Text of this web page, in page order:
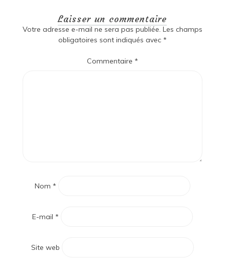
Laisser un commentaire
Votre adresse e-mail ne sera pas publiée. Les champs
obligatoires sont indiqués avec *
Commentaire *
Nom *
E-mail *
Site web